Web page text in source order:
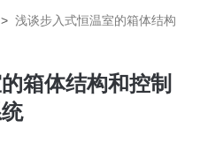
>浅谈步入式恒温室的箱体结构
箱体结构和控制